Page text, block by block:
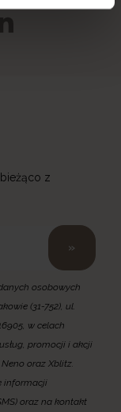
z
»
osobowych
(31-752), ul.
w celach
promocji i akcji
oraz Xblitz.
informacji
oraz na kontakt